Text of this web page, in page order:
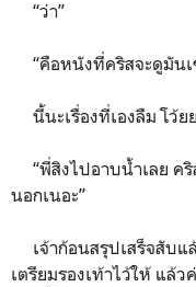
“ว่า”
“คือหนังที่คริสจะดูมันเ
นี้นะเรื่องที่เองลืม โว้ย
“พี่สิงไปอาบน้ำเลย คริ
นอกเนอะ”
เจ้าก้อนสรุปเสร็จสับแ
เตรียมรองเท้าไว้ให้ แล้